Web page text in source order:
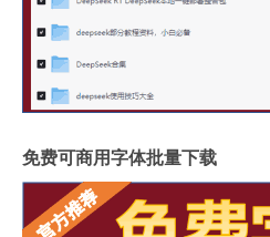
免费可商用字体批量下载